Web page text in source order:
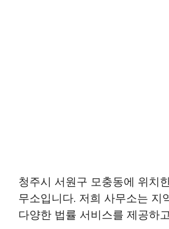
청주시 서원구 모충동에 위치
무소입니다. 저희 사무소는 지
다양한 법률 서비스를 제공하